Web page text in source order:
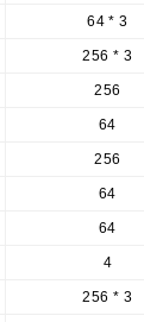
64 * 3
256 * 3
256
64
256
64
64
4
256 * 3